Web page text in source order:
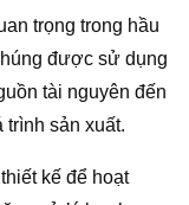
trọng trong hầu
được sử dụng
tài nguyên đến
trình sản xuất.
kế để hoạt